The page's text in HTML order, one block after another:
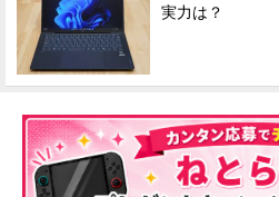
実力は？